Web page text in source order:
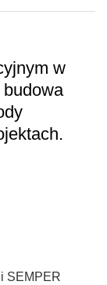
w
SEMPER